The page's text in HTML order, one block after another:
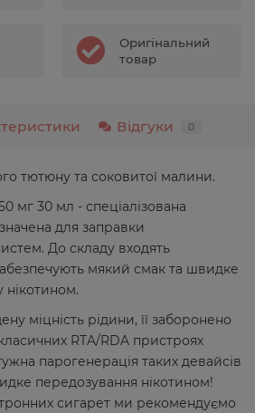
Оригінальний
товар
Відгуки 0
тютюну та соковитої малини.
мг 30 мл - спеціалізована
для заправки
До складу входять
забезпечують мякий смак та швидке
нікотином.
міцність рідини, її заборонено
RTA/RDA пристроях
парогенерація таких девайсів
передозування нікотином!
сигарет ми рекомендуємо